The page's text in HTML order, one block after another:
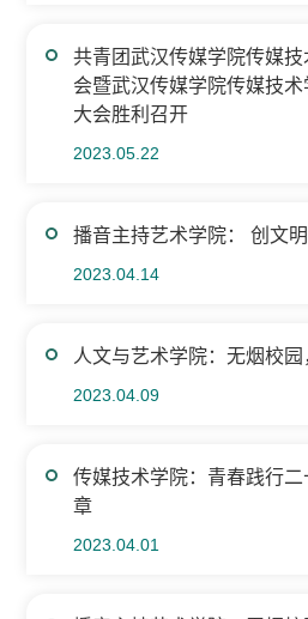
共青团武汉传媒学院传媒
会暨武汉传媒学院传媒技
大会胜利召开
2023.05.22
播音主持艺术学院： 创文
2023.04.14
人文与艺术学院：无烟校
2023.04.09
传媒技术学院：青春践行二
章
2023.04.01